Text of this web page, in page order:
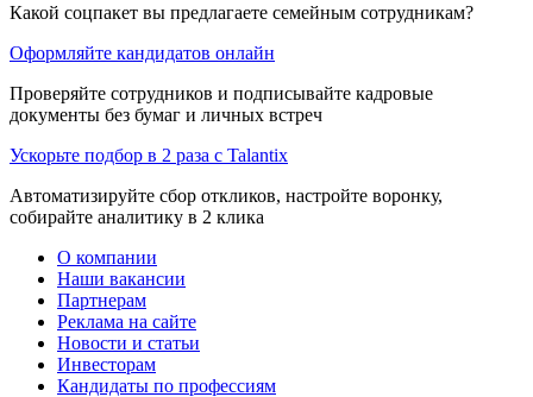
Какой соцпакет вы предлагаете семейным сотрудникам?
Оформляйте кандидатов онлайн
Проверяйте сотрудников и подписывайте кадровые
документы без бумаг и личных встреч
Ускорьте подбор в 2 раза с Talantix
Автоматизируйте сбор откликов, настройте воронку,
собирайте аналитику в 2 клика
О компании
Наши вакансии
Партнерам
Реклама на сайте
Новости и статьи
Инвесторам
Кандидаты по профессиям